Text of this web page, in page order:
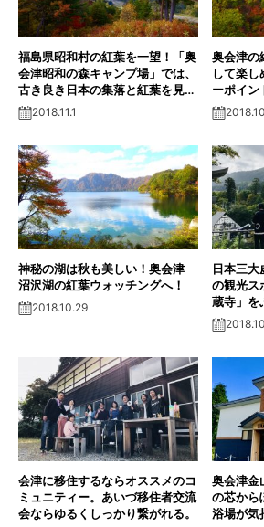
福島県昭和村の紅葉を一望！「奥
会津昭和の森キャンプ場」では、
古き良き日本の集落と紅葉を見渡
せる！
2018.11.1
奥会津の
して楽し
ーポイン
る！
神秘の湖は秋も美しい！奥会津
沼沢湖の紅葉ウォッチングへ！
2018.10.29
日本三大
の観光ス
蔵寺」を
会津に移住するならオススメのコ
ミュニティー。あいづ移住者交流
会ならゆるくしっかり繋がれる。
奥会津金
の芯から
浴場が気